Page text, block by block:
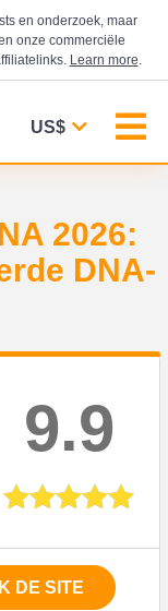
en onderzoek, maar
onze commerciële
Learn more.
US$
2026:
DNA-
9.9
DE SITE